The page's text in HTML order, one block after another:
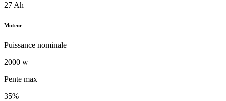
27 Ah
Moteur
Puissance nominale
2000 w
Pente max
35%